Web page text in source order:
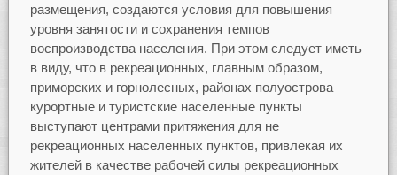
размещения, создаются условия для повышения
уровня занятости и сохранения темпов
воспроизводства населения. При этом следует иметь
в виду, что в рекреационных, главным образом,
приморских и горнолесных, районах полуострова
курортные и туристские населенные пункты
выступают центрами притяжения для не
рекреационных населенных пунктов, привлекая их
жителей в качестве рабочей силы рекреационных